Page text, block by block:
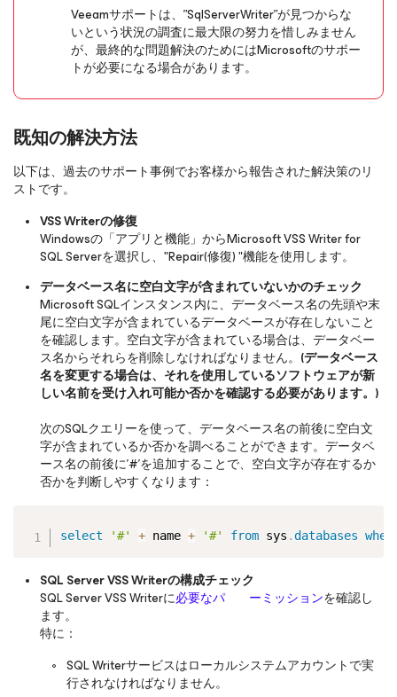
Veeamサポートは、”SqlServerWriter”が見つからな
いという状況の調査に最大限の努力を惜しみません
が、最終的な問題解決のためにはMicrosoftのサポー
トが必要になる場合があります。
既知の解決方法
以下は、過去のサポート事例でお客様から報告された解決策のリ
ストです。
VSS Writerの修復
Windowsの「アプリと機能」からMicrosoft VSS Writer for
SQL Serverを選択し、"Repair(修復) "機能を使用します。
データベース名に空白文字が含まれていないかのチェック
Microsoft SQLインスタンス内に、データベース名の先頭や末
尾に空白文字が含まれているデータベースが存在しないこと
を確認します。空白文字が含まれている場合は、データベー
ス名からそれらを削除しなければなりません。 (データベース
名を変更する場合は、それを使用しているソフトウェアが新
しい名前を受け入れ可能か否かを確認する必要があります。)
次のSQLクエリーを使って、データベース名の前後に空白文
字が含まれているか否かを調べることができます。データベ
ース名の前後に’#’を追加することで、空白文字が存在するか
否かを判断しやすくなります：
select '#' + name + '#' from sys .databases
SQL Server VSS Writerの構成チェック
SQL Server VSS Writerに必要なパ ーミッションを確認し
ます。
特に：
SQL Writerサービスはローカルシステムアカウントで実
行されなければなりません。